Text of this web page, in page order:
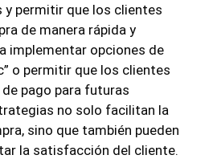
y permitir que los clientes
de manera rápida y
implementar opciones de
o permitir que los clientes
pago para futuras
no solo facilitan la
sino que también pueden
la satisfacción del cliente.